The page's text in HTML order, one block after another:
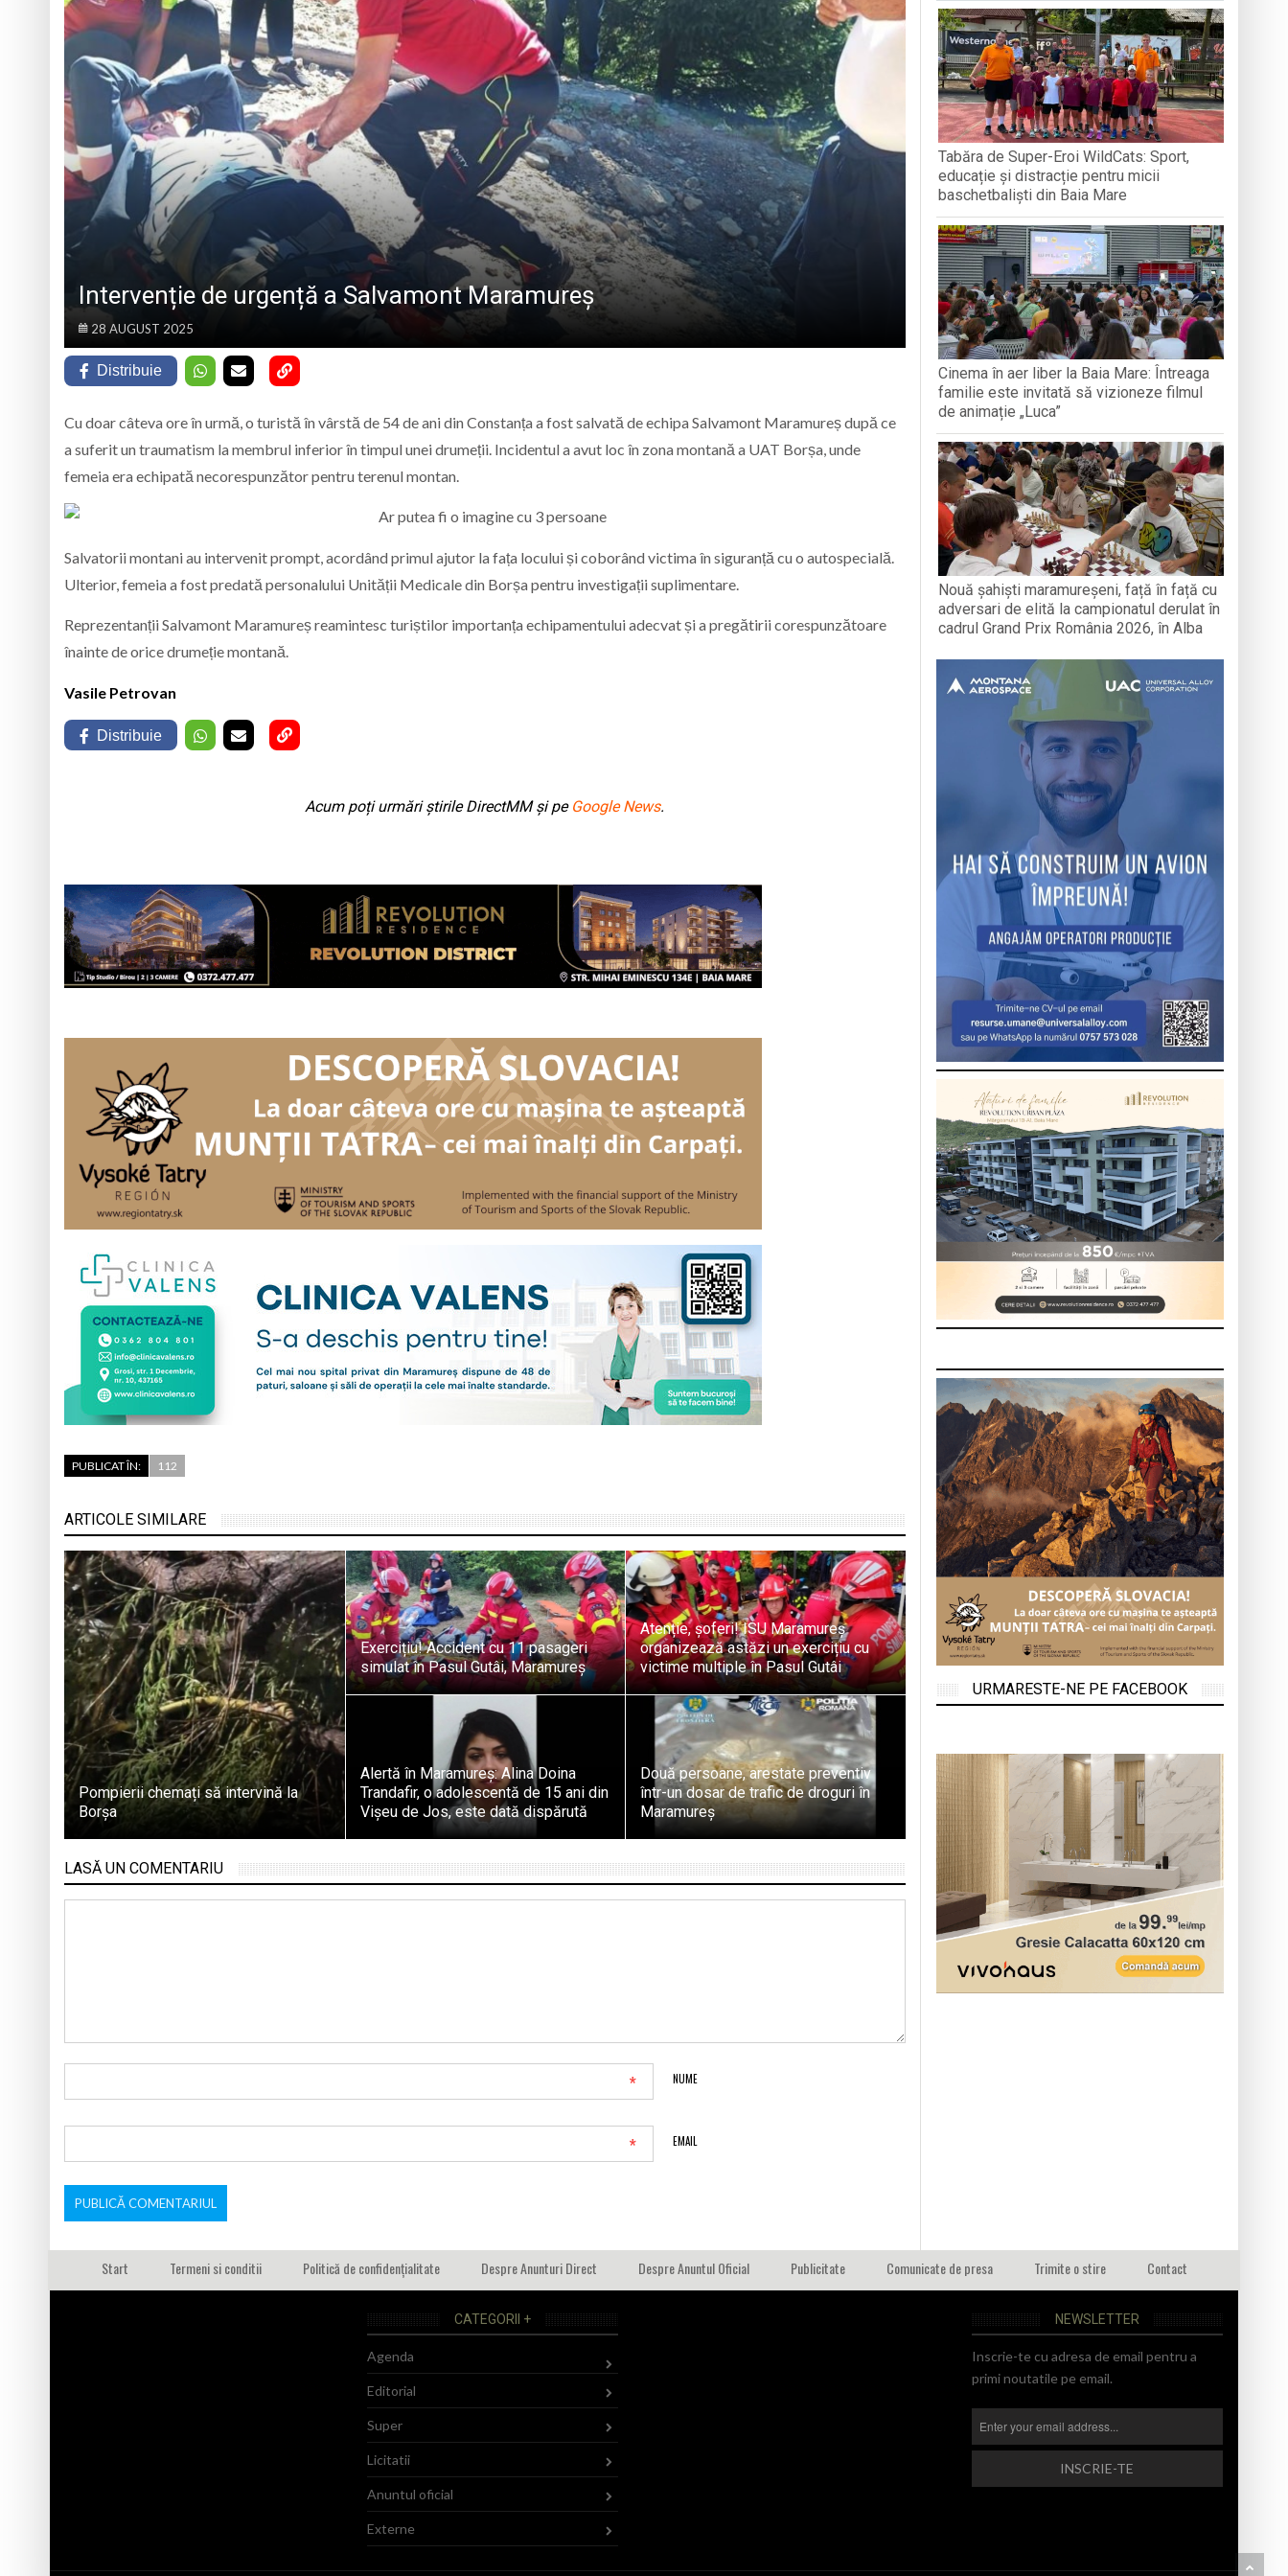
Lucrări de eficientizare energetică la Școala Generală din Bușag. Proiectul avansează conform graficului
Prognoza meteo Maramureș, duminică 9 august 2026
La Băiuț, Rock N’ Road Weekend continuă povestea de la „Capătul Lumii”
Tineri din Protopopiatul Baia Mare, la Întâlnirea Internațională a Tinerilor Ortodocși (ITO) de la București
GRAND PRIX ROMÂNIA 2026, ÎN ALBA
Intervenție de urgență a Salvamont Maramureș
28 AUGUST 2025
Distribuie
Cu doar câteva ore în urmă, o turistă în vârstă de 54 de ani din Constanța a fost salvată de echipa Salvamont Maramureș după ce
a suferit un traumatism la membrul inferior în timpul unei drumeții. Incidentul a avut loc în zona montană a UAT Borșa, unde
femeia era echipată necorespunzător pentru terenul montan.
Salvatorii montani au intervenit prompt, acordând primul ajutor la fața locului și coborând victima în siguranță cu o autospecială.
Ulterior, femeia a fost predată personalului Unității Medicale din Borșa pentru investigații suplimentare.
Reprezentanții Salvamont Maramureș reamintesc turiștilor importanța echipamentului adecvat și a pregătirii corespunzătoare
înainte de orice drumeție montană.
Vasile Petrovan
Distribuie
Acum poți urmări știrile DirectMM și pe Google News.
PUBLICAT ÎN: 112
ARTICOLE SIMILARE
Pompierii chemați să intervină la
Borșa
Exercițiu! Accident cu 11 pasageri
simulat în Pasul Gutâi, Maramureș
Atenție, șoferi! ISU Maramureș
organizează astăzi un exercițiu cu
victime multiple în Pasul Gutâi
Alertă în Maramureș: Alina Doina
Trandafir, o adolescentă de 15 ani din
Vișeu de Jos, este dată dispărută
Două persoane, arestate preventiv
într-un dosar de trafic de droguri în
Maramureș
LASĂ UN COMENTARIU
NUME
*
EMAIL
*
Tabăra de Super-Eroi WildCats: Sport,
educație și distracție pentru micii
baschetbaliști din Baia Mare
Cinema în aer liber la Baia Mare: Întreaga
familie este invitată să vizioneze filmul
de animație „Luca”
Nouă șahiști maramureșeni, față în față cu
adversari de elită la campionatul derulat în
cadrul Grand Prix România 2026, în Alba
URMARESTE-NE PE FACEBOOK
Start Termeni si conditii Politică de confidențialitate Despre Anunturi Direct Despre Anuntul Oficial Publicitate Comunicate de presa Trimite o stire Contact
CATEGORII +
Agenda
Editorial
Super
Licitatii
Anuntul oficial
Externe
NEWSLETTER
Inscrie-te cu adresa de email pentru a
primi noutatile pe email.